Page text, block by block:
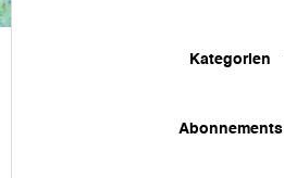
Kategorien
Abonnements